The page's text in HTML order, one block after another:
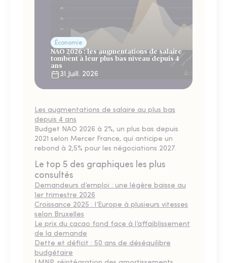
Économie
NAO 2026 : les augmentations de salaire
tombent à leur plus bas niveau depuis 4
ans
31 Juill. 2026
Les augmentations de salaire au plus bas
depuis 4 ans
Budget NAO 2026 à 2%, un plus bas depuis
2021 selon Mercer France, qui anticipe un
rebond à 2,5% pour les négociations 2027.
Le top 5 des graphiques les plus
consultés
Demandeurs d’emploi : une légère baisse au
1er trimestre 2026
Croissance 2025 : l’Europe à plusieurs vitesses
selon Bruxelles
Le prix du cacao fond face à l’affaiblissement
de la demande
Dette et déficit : 50 ans de déséquilibre
budgétaire